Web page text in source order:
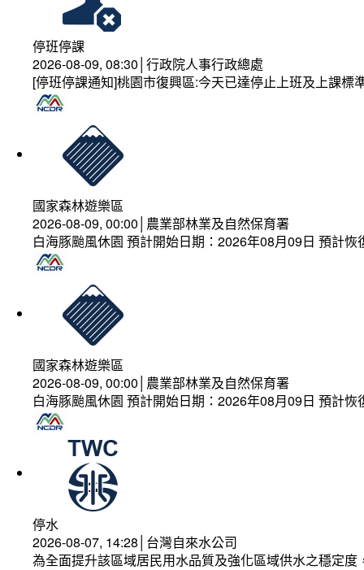
停班停課
2026-08-09, 08:30│行政院人事行政總處
[停班停課通知]桃園市復興區:今天已達停止上班及上課
國家森林遊樂區
2026-08-09, 00:00│農業部林業及自然保育署
白海豚颱風休園 預計開始日期：2026年08月09日 預計
國家森林遊樂區
2026-08-09, 00:00│農業部林業及自然保育署
白海豚颱風休園 預計開始日期：2026年08月09日 預計
停水
2026-08-07, 14:28│台灣自來水公司
為全面提升該區域居民用水品質及強化區域供水之穩定